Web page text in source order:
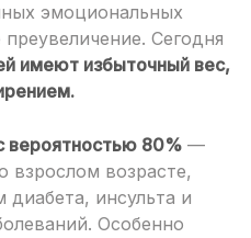
эмоциональных
Сегодня
имеют избыточный вес,
вероятностью 80% —
взрослом возрасте,
инсульта и
Особенно